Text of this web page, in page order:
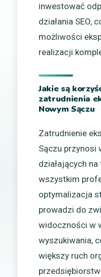
inwestować
działania SEO,
możliwości
realizacji
Jakie są
zatrudnienia
Nowym Sączu
Zatrudnienie
Sączu przynosi
działających
wszystkim
optymalizacja
prowadzi do
widoczności w
wyszukiwania,
większy ruch